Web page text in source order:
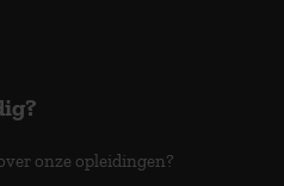
onze opleidingen?